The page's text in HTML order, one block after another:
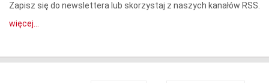
Zapisz się do newslettera lub skorzystaj z naszych kanałów RSS.
więcej...